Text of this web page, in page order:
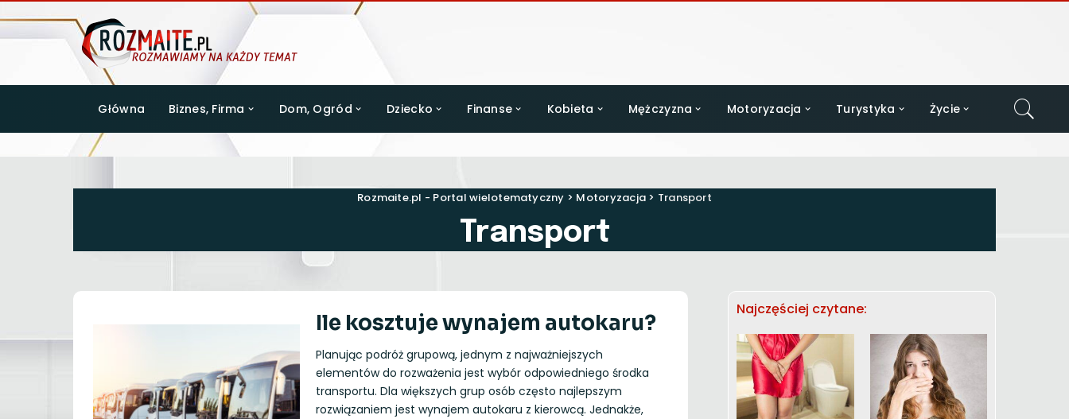
Główna Biznes, Firma Dom, Ogród Dziecko Finanse Kobieta Mężczyzna Motoryzacja Turystyka Życie
Rozmaite.pl - Portal wielotematyczny > Motoryzacja > Transport
Transport
Ile kosztuje wynajem autokaru?
Planując podróż grupową, jednym z najważniejszych
elementów do rozważenia jest wybór odpowiedniego środka
transportu. Dla większych grup osób często najlepszym
rozwiązaniem jest wynajem autokaru z kierowcą. Jednakże,
Najczęściej czytane: